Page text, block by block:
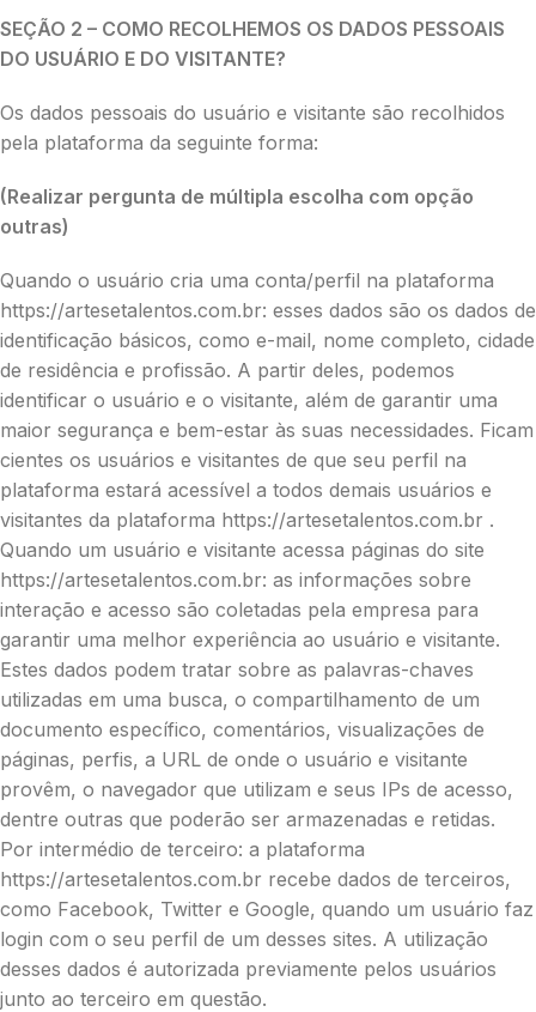
SEÇÃO 2 – COMO RECOLHEMOS OS DADOS PESSOAIS
DO USUÁRIO E DO VISITANTE?
Os dados pessoais do usuário e visitante são recolhidos
pela plataforma da seguinte forma:
(Realizar pergunta de múltipla escolha com opção
outras)
Quando o usuário cria uma conta/perfil na plataforma
https://artesetalentos.com.br: esses dados são os dados de
identificação básicos, como e-mail, nome completo, cidade
de residência e profissão. A partir deles, podemos
identificar o usuário e o visitante, além de garantir uma
maior segurança e bem-estar às suas necessidades. Ficam
cientes os usuários e visitantes de que seu perfil na
plataforma estará acessível a todos demais usuários e
visitantes da plataforma https://artesetalentos.com.br .
Quando um usuário e visitante acessa páginas do site
https://artesetalentos.com.br: as informações sobre
interação e acesso são coletadas pela empresa para
garantir uma melhor experiência ao usuário e visitante.
Estes dados podem tratar sobre as palavras-chaves
utilizadas em uma busca, o compartilhamento de um
documento específico, comentários, visualizações de
páginas, perfis, a URL de onde o usuário e visitante
provêm, o navegador que utilizam e seus IPs de acesso,
dentre outras que poderão ser armazenadas e retidas.
Por intermédio de terceiro: a plataforma
https://artesetalentos.com.br recebe dados de terceiros,
como Facebook, Twitter e Google, quando um usuário faz
login com o seu perfil de um desses sites. A utilização
desses dados é autorizada previamente pelos usuários
junto ao terceiro em questão.